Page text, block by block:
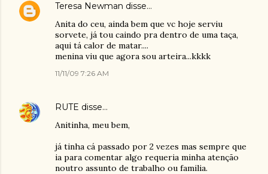
Teresa Newman disse…
Anita do ceu, ainda bem que vc hoje serviu
sorvete, já tou caindo pra dentro de uma taça,
aqui tá calor de matar....
menina viu que agora sou arteira...kkkk
11/11/09 7:26 AM
RUTE disse…
Anitinha, meu bem,
já tinha cá passado por 2 vezes mas sempre que
ia para comentar algo requeria minha atenção
noutro assunto de trabalho ou familia.